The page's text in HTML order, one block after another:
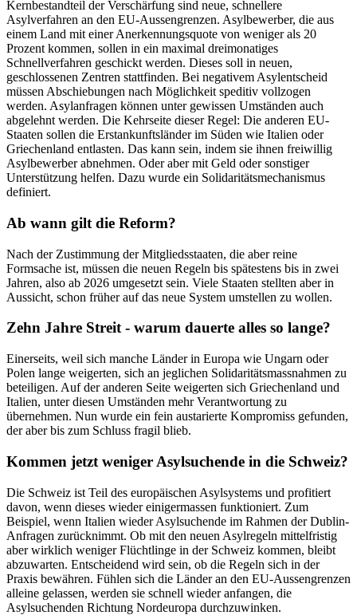
Kernbestandteil der Verschärfung sind neue, schnellere
Asylverfahren an den EU-Aussengrenzen. Asylbewerber, die aus
einem Land mit einer Anerkennungsquote von weniger als 20
Prozent kommen, sollen in ein maximal dreimonatiges
Schnellverfahren geschickt werden. Dieses soll in neuen,
geschlossenen Zentren stattfinden. Bei negativem Asylentscheid
müssen Abschiebungen nach Möglichkeit speditiv vollzogen
werden. Asylanfragen können unter gewissen Umständen auch
abgelehnt werden. Die Kehrseite dieser Regel: Die anderen EU-
Staaten sollen die Erstankunftsländer im Süden wie Italien oder
Griechenland entlasten. Das kann sein, indem sie ihnen freiwillig
Asylbewerber abnehmen. Oder aber mit Geld oder sonstiger
Unterstützung helfen. Dazu wurde ein Solidaritätsmechanismus
definiert.
Ab wann gilt die Reform?
Nach der Zustimmung der Mitgliedsstaaten, die aber reine
Formsache ist, müssen die neuen Regeln bis spätestens bis in zwei
Jahren, also ab 2026 umgesetzt sein. Viele Staaten stellten aber in
Aussicht, schon früher auf das neue System umstellen zu wollen.
Zehn Jahre Streit - warum dauerte alles so lange?
Einerseits, weil sich manche Länder in Europa wie Ungarn oder
Polen lange weigerten, sich an jeglichen Solidaritätsmassnahmen zu
beteiligen. Auf der anderen Seite weigerten sich Griechenland und
Italien, unter diesen Umständen mehr Verantwortung zu
übernehmen. Nun wurde ein fein austarierte Kompromiss gefunden,
der aber bis zum Schluss fragil blieb.
Kommen jetzt weniger Asylsuchende in die Schweiz?
Die Schweiz ist Teil des europäischen Asylsystems und profitiert
davon, wenn dieses wieder einigermassen funktioniert. Zum
Beispiel, wenn Italien wieder Asylsuchende im Rahmen der Dublin-
Anfragen zurücknimmt. Ob mit den neuen Asylregeln mittelfristig
aber wirklich weniger Flüchtlinge in der Schweiz kommen, bleibt
abzuwarten. Entscheidend wird sein, ob die Regeln sich in der
Praxis bewähren. Fühlen sich die Länder an den EU-Aussengrenzen
alleine gelassen, werden sie schnell wieder anfangen, die
Asylsuchenden Richtung Nordeuropa durchzuwinken.